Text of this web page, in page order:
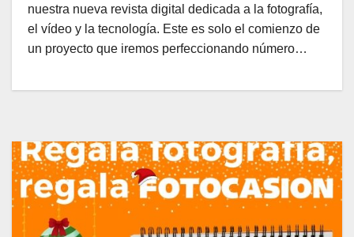
nuestra nueva revista digital dedicada a la fotografía,
el vídeo y la tecnología. Este es solo el comienzo de
un proyecto que iremos perfeccionando número…